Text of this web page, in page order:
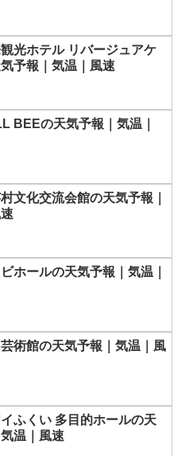
光ホテル リバージュアケ
予報｜気温｜風速
BEEの天気予報｜気温｜
文化交流会館の天気予報｜
ホールの天気予報｜気温｜
術館の天気予報｜気温｜風
ふくい 多目的ホールの天
温｜風速